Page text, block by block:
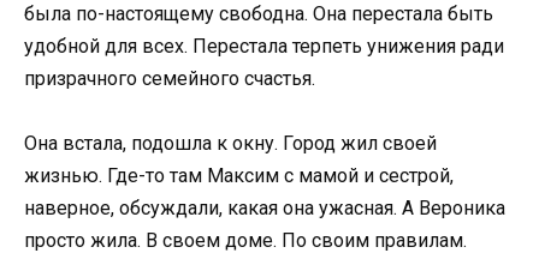
была по-настоящему свободна. Она перестала быть
удобной для всех. Перестала терпеть унижения ради
призрачного семейного счастья.
Она встала, подошла к окну. Город жил своей
жизнью. Где-то там Максим с мамой и сестрой,
наверное, обсуждали, какая она ужасная. А Вероника
просто жила. В своем доме. По своим правилам.